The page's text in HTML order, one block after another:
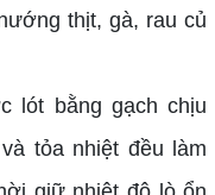
thịt, gà, rau củ
lót bằng gạch chịu
tỏa nhiệt đều làm